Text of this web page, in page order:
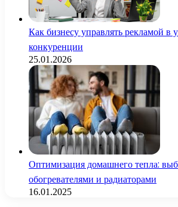
Как бизнесу управлять рекламой в
конкуренции
25.01.2026
Оптимизация домашнего тепла:
обогревателями и радиаторами
16.01.2025